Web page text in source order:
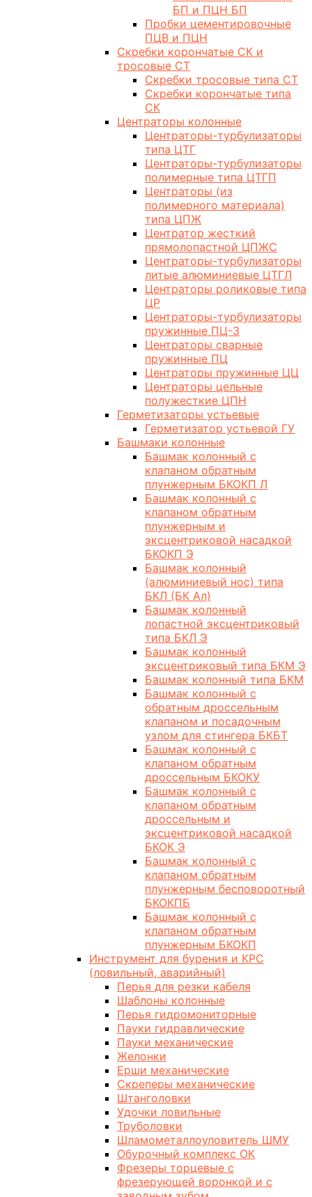
БП и ПЦН БП
Пробки цементировочные
ПЦВ и ПЦН
Скребки корончатые СК и
тросовые СТ
Скребки тросовые типа СТ
Скребки корончатые типа
СК
Центраторы колонные
Центраторы-турбулизаторы
типа ЦТГ
Центраторы-турбулизаторы
полимерные типа ЦТГП
Центраторы (из
полимерного материала)
типа ЦПЖ
Центратор жесткий
прямолопастной ЦПЖС
Центраторы-турбулизаторы
литые алюминиевые ЦТГЛ
Центраторы роликовые типа
ЦР
Центраторы-турбулизаторы
пружинные ПЦ-3
Центраторы сварные
пружинные ПЦ
Центраторы пружинные ЦЦ
Центраторы цельные
полужесткие ЦПН
Герметизаторы устьевые
Герметизатор устьевой ГУ
Башмаки колонные
Башмак колонный с
клапаном обратным
плунжерным БКОКП Л
Башмак колонный с
клапаном обратным
плунжерным и
эксцентриковой насадкой
БКОКП Э
Башмак колонный
(алюминиевый нос) типа
БКЛ (БК Ал)
Башмак колонный
лопастной эксцентриковый
типа БКЛ Э
Башмак колонный
эксцентриковый типа БКМ Э
Башмак колонный типа БКМ
Башмак колонный с
обратным дроссельным
клапаном и посадочным
узлом для стингера БКБТ
Башмак колонный с
клапаном обратным
дроссельным БКОКУ
Башмак колонный с
клапаном обратным
дроссельным и
эксцентриковой насадкой
БКОК Э
Башмак колонный с
клапаном обратным
плунжерным бесповоротный
БКОКПБ
Башмак колонный с
клапаном обратным
плунжерным БКОКП
Инструмент для бурения и КРС
(ловильный, аварийный)
Перья для резки кабеля
Шаблоны колонные
Перья гидромониторные
Пауки гидравлические
Пауки механические
Желонки
Ерши механические
Скреперы механические
Штанголовки
Удочки ловильные
Труболовки
Шламометаллоуловитель ШМУ
Обурочный комплекс ОК
Фрезеры торцевые с
фрезерующей воронкой и с